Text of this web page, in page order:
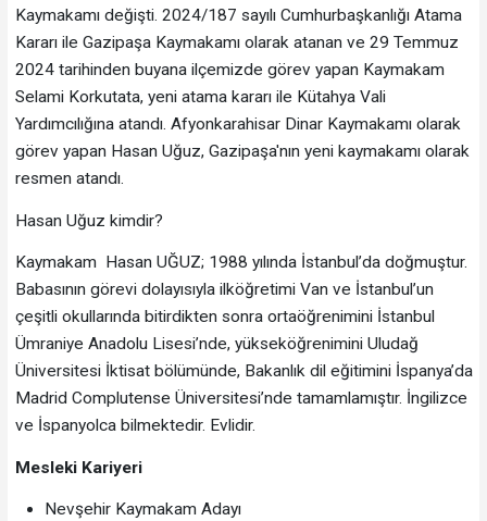
Kaymakamı değişti. 2024/187 sayılı Cumhurbaşkanlığı Atama
Kararı ile Gazipaşa Kaymakamı olarak atanan ve 29 Temmuz
2024 tarihinden buyana ilçemizde görev yapan Kaymakam
Selami Korkutata, yeni atama kararı ile Kütahya Vali
Yardımcılığına atandı. Afyonkarahisar Dinar Kaymakamı olarak
görev yapan Hasan Uğuz, Gazipaşa'nın yeni kaymakamı olarak
resmen atandı.
Hasan Uğuz kimdir?
Kaymakam Hasan UĞUZ; 1988 yılında İstanbul’da doğmuştur.
Babasının görevi dolayısıyla ilköğretimi Van ve İstanbul’un
çeşitli okullarında bitirdikten sonra ortaöğrenimini İstanbul
Ümraniye Anadolu Lisesi’nde, yükseköğrenimini Uludağ
Üniversitesi İktisat bölümünde, Bakanlık dil eğitimini İspanya’da
Madrid Complutense Üniversitesi’nde tamamlamıştır. İngilizce
ve İspanyolca bilmektedir. Evlidir.
Mesleki Kariyeri
Nevşehir Kaymakam Adayı